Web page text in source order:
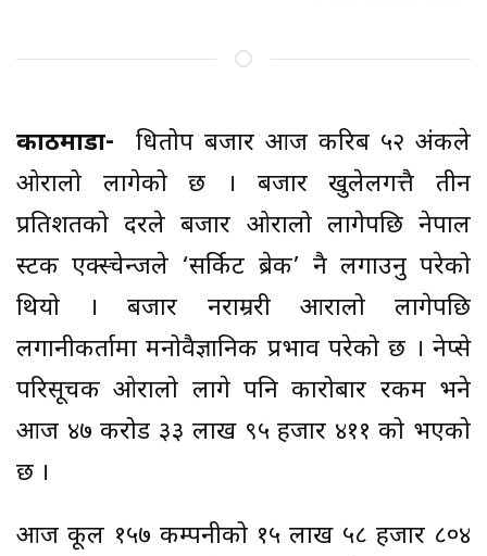
काठमाडौँ-
धितोपत्र बजार आज करिब ५२ अंकले
ओरालो लागेको छ । बजार खुलेलगत्तै तीन
प्रतिशतको दरले बजार ओरालो लागेपछि नेपाल
स्टक एक्स्चेन्जले ‘सर्किट ब्रेक’ नै लगाउनु परेको
थियो । बजार नराम्ररी आरालो लागेपछि
लगानीकर्तामा मनोवैज्ञानिक प्रभाव परेको छ । नेप्से
परिसूचक ओरालो लागे पनि कारोबार रकम भने
आज ४७ करोड ३३ लाख ९५ हजार ४११ को भएको
छ ।
आज कूल १५७ कम्पनीको १५ लाख ५८ हजार ८०४